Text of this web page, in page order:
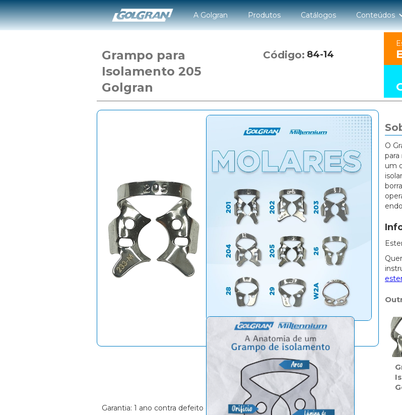
A Golgran Produtos Catálogos Conteúdos
Grampo para
Isolamento 205
Golgran
Código: 84-14
O
um
Garantia: 1 ano contra defeito de Fabricação.